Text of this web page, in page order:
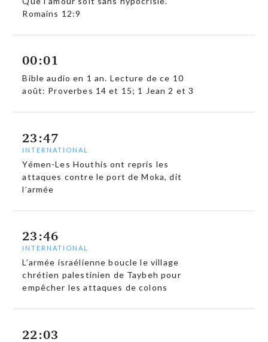
Romains 12:9
00:01
Bible audio en 1 an. Lecture de ce 10
août: Proverbes 14 et 15; 1 Jean 2 et 3
23:47
INTERNATIONAL
Yémen-Les Houthis ont repris les
attaques contre le port de Moka, dit
l’armée
23:46
INTERNATIONAL
L’armée israélienne boucle le village
chrétien palestinien de Taybeh pour
empêcher les attaques de colons
22:03